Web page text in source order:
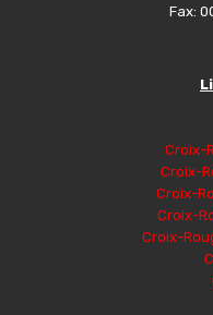
Fax:
Croix-
Croix-
Croix-
Croix-
Croix-